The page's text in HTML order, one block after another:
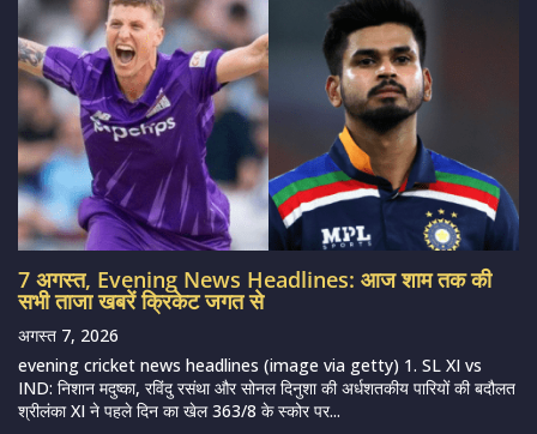
7 अगस्त, Evening News Headlines: आज शाम तक की
सभी ताजा खबरें क्रिकेट जगत से
अगस्त 7, 2026
evening cricket news headlines (image via getty) 1. SL XI vs
IND: निशान मदुष्का, रविंदु रसंथा और सोनल दिनुशा की अर्धशतकीय पारियों की बदौलत
श्रीलंका XI ने पहले दिन का खेल 363/8 के स्कोर पर...